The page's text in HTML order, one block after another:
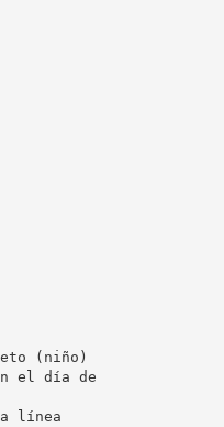
(niño)
el día de
línea